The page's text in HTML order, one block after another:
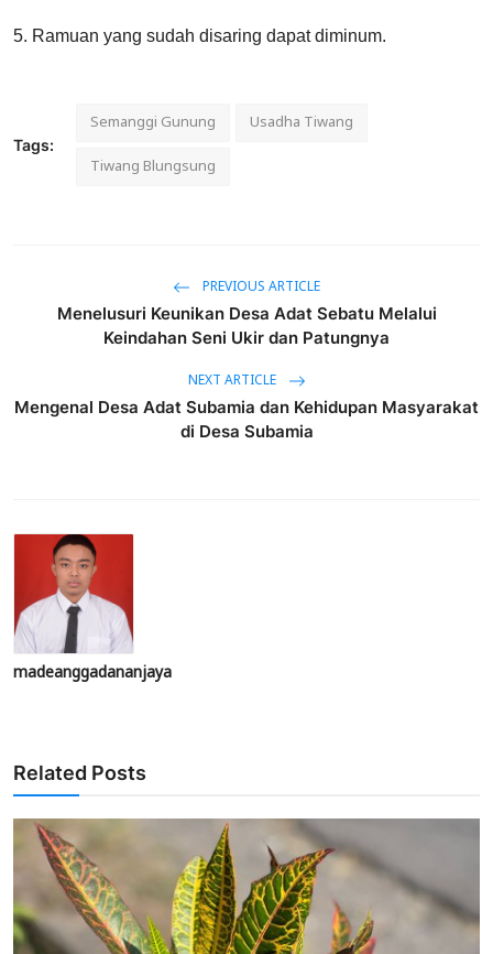
5. Ramuan yang sudah disaring dapat diminum.
Tags:
Semanggi Gunung
Usadha Tiwang
Tiwang Blungsung
PREVIOUS ARTICLE
Menelusuri Keunikan Desa Adat Sebatu Melalui
Keindahan Seni Ukir dan Patungnya
NEXT ARTICLE
Mengenal Desa Adat Subamia dan Kehidupan Masyarakat
di Desa Subamia
madeanggadananjaya
Related Posts